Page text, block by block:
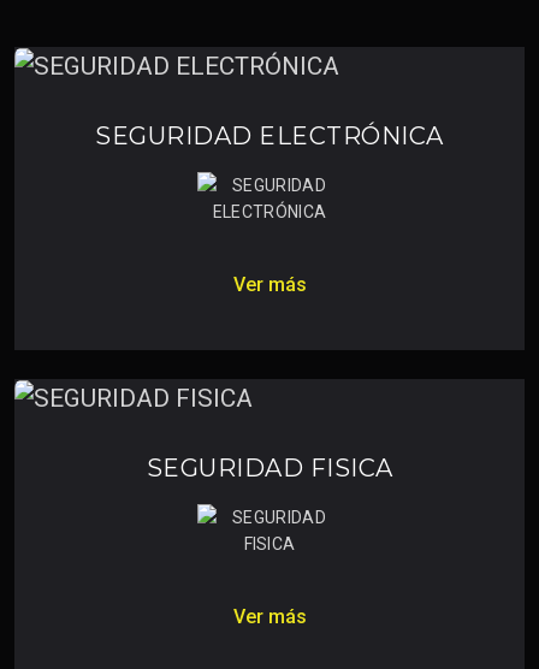
SEGURIDAD ELECTRÓNICA
Ver más
SEGURIDAD FISICA
Ver más